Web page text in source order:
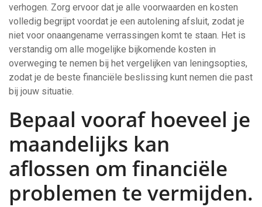
verhogen. Zorg ervoor dat je alle voorwaarden en kosten
volledig begrijpt voordat je een autolening afsluit, zodat je
niet voor onaangename verrassingen komt te staan. Het is
verstandig om alle mogelijke bijkomende kosten in
overweging te nemen bij het vergelijken van leningsopties,
zodat je de beste financiële beslissing kunt nemen die past
bij jouw situatie.
Bepaal vooraf hoeveel je
maandelijks kan
aflossen om financiële
problemen te vermijden.